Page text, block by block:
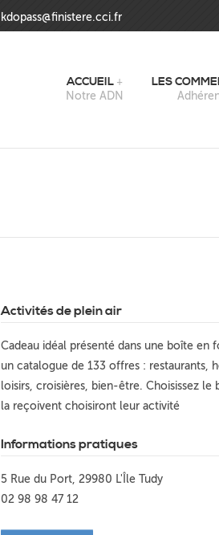
kdopass@finistere.cci.fr
ACCUEIL
Notre ADN
LES
Activités de plein air
Cadeau idéal présenté dans une boîte
un catalogue de 133 offres : restaurants,
loisirs, croisières, bien-être. Choisissez
la reçoivent choisiront leur activité
Informations pratiques
5 Rue du Port, 29980 L'Île Tudy
02 98 98 47 12